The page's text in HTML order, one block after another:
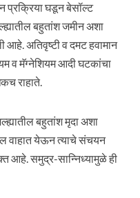
प्रक्रिया घडून बेसॉल्ट
बहुतांश जमीन अशा
आहे. अतिवृष्टी व दमट हवामान
व मॅग्नेशियम आदी घटकांचा
राहाते.
बहुतांश मृदा अशा
वाहात येऊन त्याचे संचयन
आहे. समुद्र-सान्निध्यामुळे ही